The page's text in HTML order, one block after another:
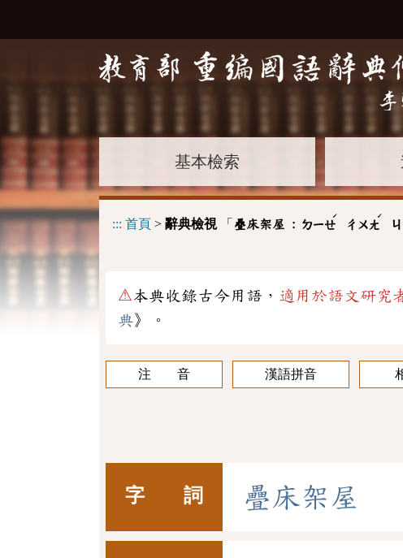
基本檢索
::: 首頁 > 辭典檢視「 疊床架屋 : ㄉㄧㄝ
ˊ
ㄔㄨㄤ
ˊ
⚠本典收錄古今用語， 適用於語文研究
典》。
注 音 漢語拼音
字 詞 疊床架屋